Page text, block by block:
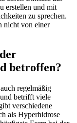
‍erstellen und ‍mit⁣
zu sprechen.
nicht von einer
betroffen?
regelmäßig
betrifft viele
verschiedene
als ⁤Hyperhidrose